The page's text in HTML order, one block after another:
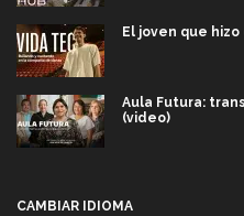
El joven que
Aula Futura:
(video)
CAMBIAR IDIOMA